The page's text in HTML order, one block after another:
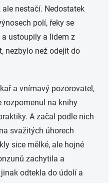
nestačí. Nedostatek
polí, řeky se
ustoupily a lidem z
nezbylo než odejít do
a vnímavý pozorovatel,
rozpomenul na knihy
A začal podle nich
svažitých úhorech
sice mělké, ale hojné
zachytila a
odtekla do údolí a